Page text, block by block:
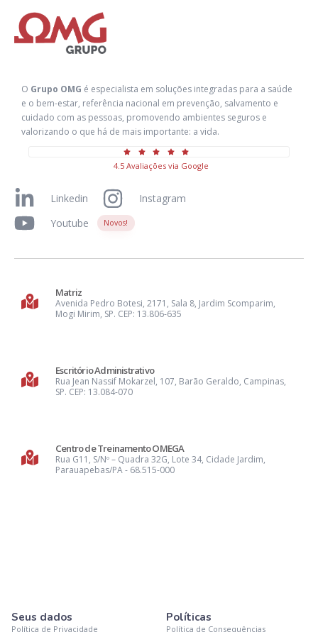
O Grupo OMG é especialista em soluções integradas para a saúde
e o bem-estar, referência nacional em prevenção, salvamento e
cuidado com as pessoas, promovendo ambientes seguros e
valorizando o que há de mais importante: a vida.
4.5 Avaliações via Google
Linkedin
Instagram
Youtube
Novos!
Matriz
Avenida Pedro Botesi, 2171, Sala 8, Jardim Scomparim,
Mogi Mirim, SP. CEP: 13.806-635
Escritório Administrativo
Rua Jean Nassif Mokarzel, 107, Barão Geraldo, Campinas,
SP. CEP: 13.084-070
Centro de Treinamento OMEGA
Rua G11, S/Nº – Quadra 32G, Lote 34, Cidade Jardim,
Parauapebas/PA - 68.515-000
Seus dados
Política de Privacidade
Políticas
Política de Consequências